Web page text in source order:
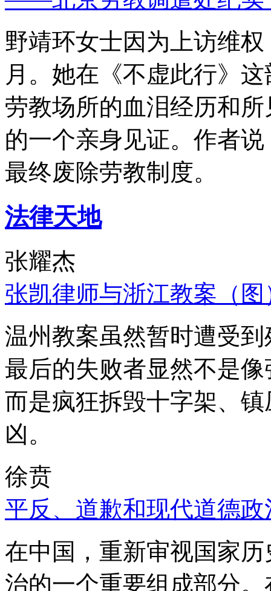
野靖环女士因为上访维
月。她在《不虚此行》
劳教场所的血泪经历和
的一个亲身见证。作者
最终废除劳教制度。
法律天地
张耀杰
张凯律师与浙江教案（图
温州教案虽然暂时遭受
最后的失败者显然不是
而是疯狂拆毁十字架、
凶。
徐贲
平反、道歉和现代道德政
在中国，重新审视国家
治的一个重要组成部分